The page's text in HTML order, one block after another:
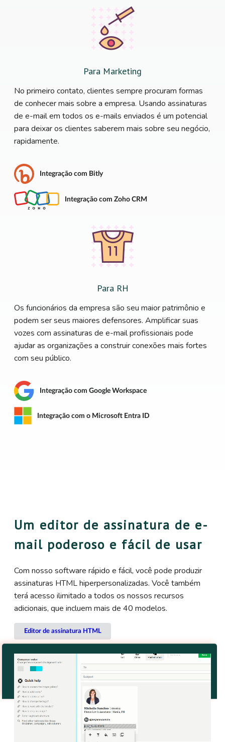
Para Marketing
No primeiro contato, clientes sempre procuram formas
de conhecer mais sobre a empresa. Usando assinaturas
de e-mail em todos os e-mails enviados é um potencial
para deixar os clientes saberem mais sobre seu negócio,
rapidamente.
Integração com Bitly
Integração com Zoho CRM
Para RH
Os funcionários da empresa são seu maior patrimônio e
podem ser seus maiores defensores. Amplificar suas
vozes com assinaturas de e-mail profissionais pode
ajudar as organizações a construir conexões mais fortes
com seu público.
Integração com Google Workspace
Integração com o Microsoft Entra ID
Um editor de assinatura de e-
mail poderoso e fácil de usar
Com nosso software rápido e fácil, você pode produzir
assinaturas HTML hiperpersonalizadas. Você também
terá acesso ilimitado a todos os nossos recursos
adicionais, que incluem mais de 40 modelos.
Editor de assinatura HTML